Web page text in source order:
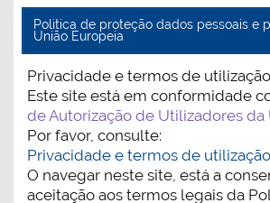
Politica de proteção dados pessoais e
União Europeia
Privacidade e termos de
Este site está em conformidade
de Autorização de Utilizadores da
Por favor, consulte:
Privacidade e termos de
O navegar neste site, está a
aceitação aos termos legais da